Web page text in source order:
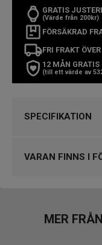
GRATIS
(Värde från 200kr)
FÖRSÄKRAD
FRI FRAKT
12 MÅN GRATIS
(till ett värde av
SPECIFIKATION
Kollektion
Design
VARAN FINNS I
Björkegrens
MER